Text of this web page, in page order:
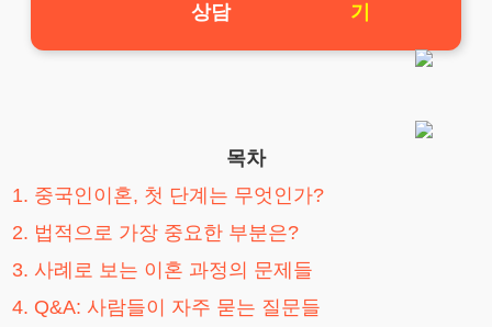
상담
기
목차
1. 중국인이혼, 첫 단계는 무엇인가?
2. 법적으로 가장 중요한 부분은?
3. 사례로 보는 이혼 과정의 문제들
4. Q&A: 사람들이 자주 묻는 질문들